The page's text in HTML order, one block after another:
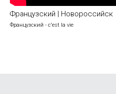
Французский | Новороссийск
Французский - c'est la vie